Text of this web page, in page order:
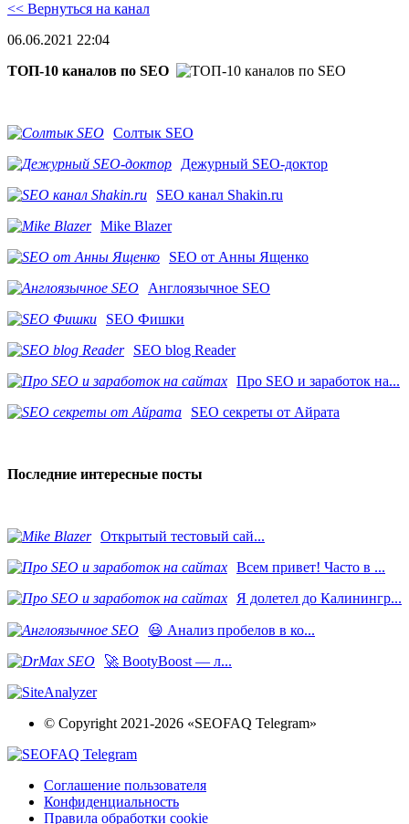
<< Вернуться на канал
06.06.2021 22:04
ТОП-10 каналов по SEO
Солтык SEO
Дежурный SEO-доктор
SEO канал Shakin.ru
Mike Blazer
SEO от Анны Ященко
Англоязычное SEO
SEO Фишки
SEO blog Reader
Про SEO и заработок на...
SEO секреты от Айрата
Последние интересные посты
​Открытый тестовый сай...
Всем привет! Часто в ...
Я долетел до Калинингр...
😃 Анализ пробелов в ко...
🚀 BootyBoost — л...
© Copyright 2021-2026 «SEOFAQ Telegram»
Соглашение пользователя
Конфиденциальность
Правила обработки cookie